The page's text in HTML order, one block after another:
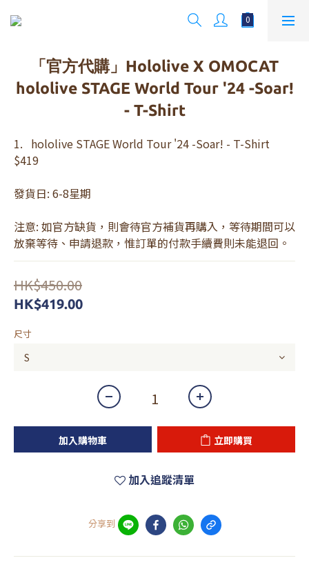
「官方代購」Hololive X OMOCAT
hololive STAGE World Tour '24 -Soar!
- T-Shirt
1.   hololive STAGE World Tour '24 -Soar! - T-Shirt
$419
發貨日: 6-8星期
注意: 如官方缺貨，則會待官方補貨再購入，等待期間可以
放棄等待、申請退款，惟訂單的付款手續費則未能退回。
HK$450.00
HK$419.00
尺寸
加入購物車 立即購買
加入追蹤清單
分享到